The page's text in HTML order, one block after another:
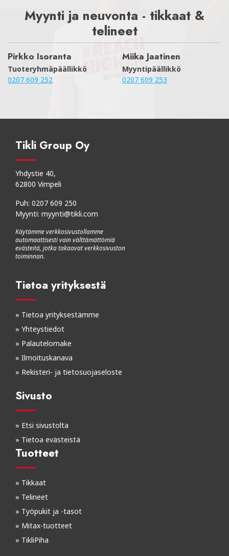
Myynti ja neuvonta - tikkaat &
telineet
Pirkko Isoranta
Tuoteryhmäpäällikkö
0207 609 252
Miika Jaatinen
Myyntipäällikkö
0207 609 253
Tikli Group Oy
Yhdystie 40,
62800 Vimpeli
Puh: 0207 609 250
Myynti: myynti@tikli.com
Käytämme verkkosivustollamme
automaattisesti vain välttämättömiä
evästeitä, jotka takaavat verkkosivuston
toiminnan.
Tietoa yrityksestä
» Tietoa yrityksestämme
» Yhteystiedot
» Palautelomake
» Ilmoituskanava
» Rekisteri- ja tietosuojaseloste
Sivusto
» Etsi sivustolta
» Tietoa evästeistä
Tuotteet
» Tikkaat
» Telineet
» Työpukit ja -tasot
» Mitax-tuotteet
» TikliPiha